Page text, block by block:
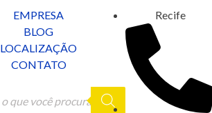
EMPRESA
BLOG
LOCALIZAÇÃO
CONTATO
Recife